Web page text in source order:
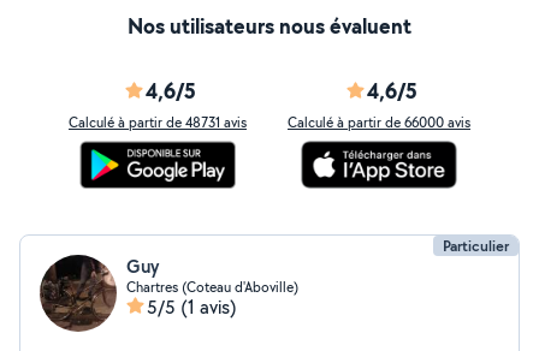
Nos utilisateurs nous évaluent
4,6/5
Calculé à partir de 48731 avis
4,6/5
Calculé à partir de 66000 avis
Particulier
Guy
Chartres (Coteau d'Aboville)
5/5 (1 avis)